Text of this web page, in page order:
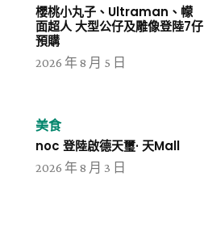
櫻桃小丸子、Ultraman、幪
面超人 大型公仔及雕像登陸7仔
預購
2026 年 8 月 5 日
美食
noc 登陸啟德天璽· 天Mall
2026 年 8 月 3 日